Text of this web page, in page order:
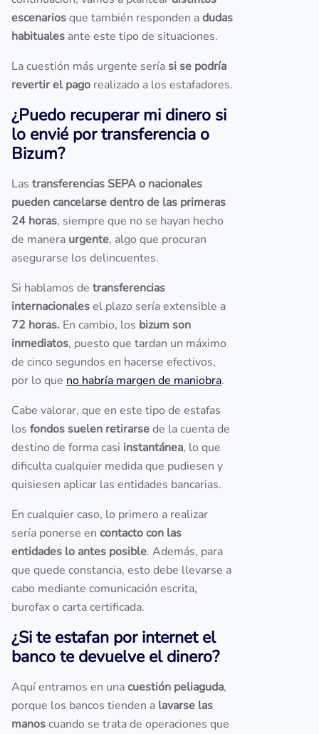
escenariosque también responden adudas
habituales ante este tipo de situaciones.
La cuestión más urgente seríasi se podría
revertir el pago realizado a los estafadores.
¿Puedo recuperar mi dinero si
lo envié por transferencia o
Bizum?
Las transferencias SEPA o nacionales
pueden cancelarse dentro de las primeras
24 horas, siempre que no se hayan hecho
de manera urgente, algo que procuran
asegurarse los delincuentes.
Si hablamos de transferencias
internacionalesel plazo sería extensible a
72 horas. En cambio, los bizum son
inmediatos, puesto que tardan un máximo
de cinco segundos en hacerse efectivos,
por lo que no habría margen de maniobra.
Cabe valorar, que en este tipo de estafas
los fondos suelen retirarsede la cuenta de
destino de forma casi instantánea, lo que
dificulta cualquier medida que pudiesen y
quisiesen aplicar las entidades bancarias.
En cualquier caso, lo primero a realizar
sería ponerse en contacto con las
entidades lo antes posible. Además, para
que quede constancia, esto debe llevarse a
cabo mediante comunicación escrita,
burofax o carta certificada.
¿Si te estafan por internet el
banco te devuelve el dinero?
Aquí entramos en unacuestión peliaguda,
porque los bancos tienden a lavarse las
manoscuando se trata de operaciones que